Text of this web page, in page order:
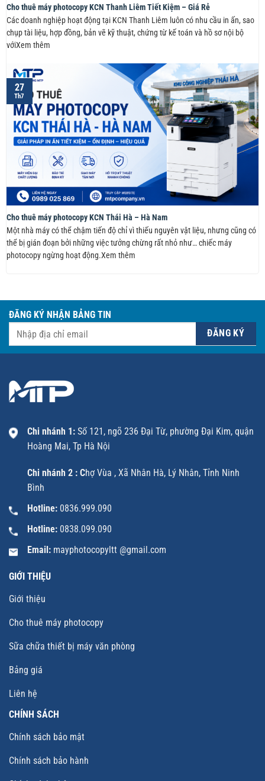
Cho thuê máy photocopy KCN Thanh Liêm Tiết Kiệm – Giá Rẻ
Các doanh nghiệp hoạt động tại KCN Thanh Liêm luôn có nhu cầu in ấn, sao
chụp tài liệu, hợp đồng, bản vẽ kỹ thuật, chứng từ kế toán và hồ sơ nội bộ
vớiXem thêm
Cho thuê máy photocopy KCN Thái Hà – Hà Nam
Một nhà máy có thể chậm tiến độ chỉ vì thiếu nguyên vật liệu, nhưng cũng có
thể bị gián đoạn bởi những việc tưởng chừng rất nhỏ như… chiếc máy
photocopy ngừng hoạt động.Xem thêm
27
Th7
ĐĂNG KÝ NHẬN BẢNG TIN
Chi nhánh 1: Số 121, ngõ 236 Đại Từ, phường Đại Kim, quận
Hoàng Mai, Tp Hà Nội
Chi nhánh 2 : Chợ Vùa , Xã Nhân Hà, Lý Nhân, Tỉnh Ninh
Bình
Hotline: 0836.999.090
Hotline: 0838.099.090
Email: mayphotocopyltt @gmail.com
GIỚI THIỆU
Giới thiệu
Cho thuê máy photocopy
Sữa chữa thiết bị máy văn phòng
Bảng giá
Liên hệ
CHÍNH SÁCH
Chính sách bảo mật
Chính sách bảo hành